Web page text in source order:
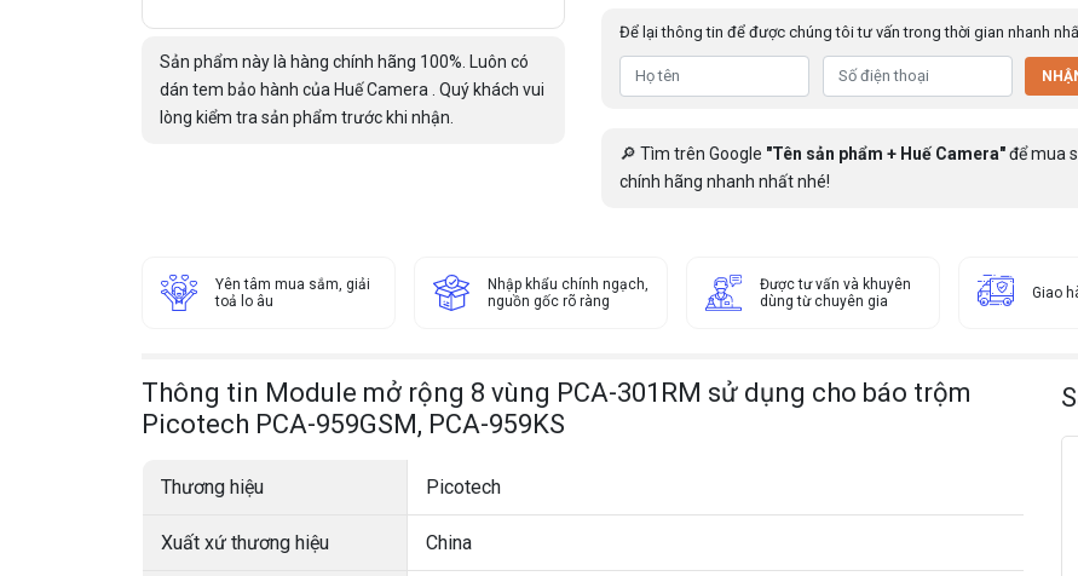
Sản phẩm này là hàng chính hãng 100%. Luôn có
dán tem bảo hành của Huế Camera . Quý khách vui
lòng kiểm tra sản phẩm trước khi nhận.
ù
P
C
0
R
Để lại thông tin để được chúng tôi tư vấn trong thời gian nhanh
🔎 Tìm trên Google "Tên sản phẩm + Huế Camera"để mua
chính hãng nhanh nhất nhé!
Yên tâm mua sắm, giải
toả lo âu
Nhập khẩu chính ngạch,
nguồn gốc rõ ràng
Được tư vấn và khuyên
dùng từ chuyên gia
Giao
Thông tin Module mở rộng 8 vùng PCA-301RM sử dụng cho báo trộm
Picotech PCA-959GSM, PCA-959KS
Thương hiệu Picotech
Xuất xứ thương hiệu China